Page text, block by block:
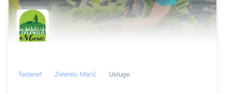
Tedenet Zelenilo Marić Usluge